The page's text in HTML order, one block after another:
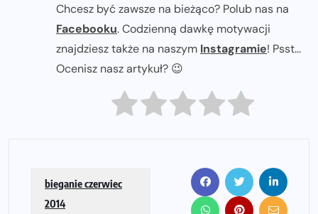
Chcesz być zawsze na bieżąco? Polub nas na
Facebooku. Codzienną dawkę motywacji
znajdziesz także na naszym Instagramie! Psst...
Ocenisz nasz artykuł? 😉
bieganie czerwiec
2014